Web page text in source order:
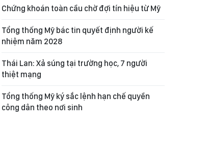
Chứng khoán toàn cầu chờ đợi tín hiệu từ Mỹ
Tổng thống Mỹ bác tin quyết định người kế
nhiệm năm 2028
Thái Lan: Xả súng tại trường học, 7 người
thiệt mạng
Tổng thống Mỹ ký sắc lệnh hạn chế quyền
công dân theo nơi sinh